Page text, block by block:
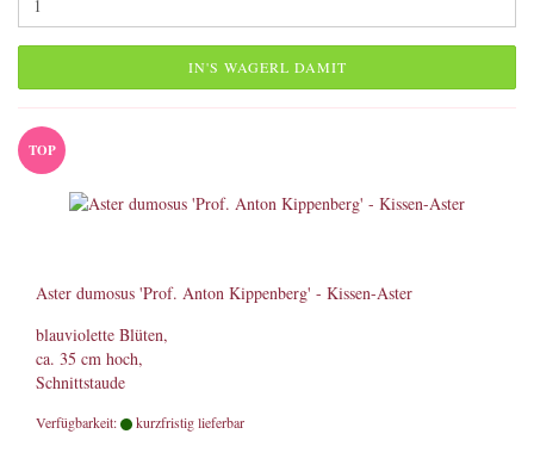
IN'S WAGERL DAMIT
TOP
Aster dumosus 'Prof. Anton Kippenberg' - Kissen-Aster
blauviolette Blüten,
ca. 35 cm hoch,
Schnittstaude
Verfügbarkeit: kurzfristig lieferbar